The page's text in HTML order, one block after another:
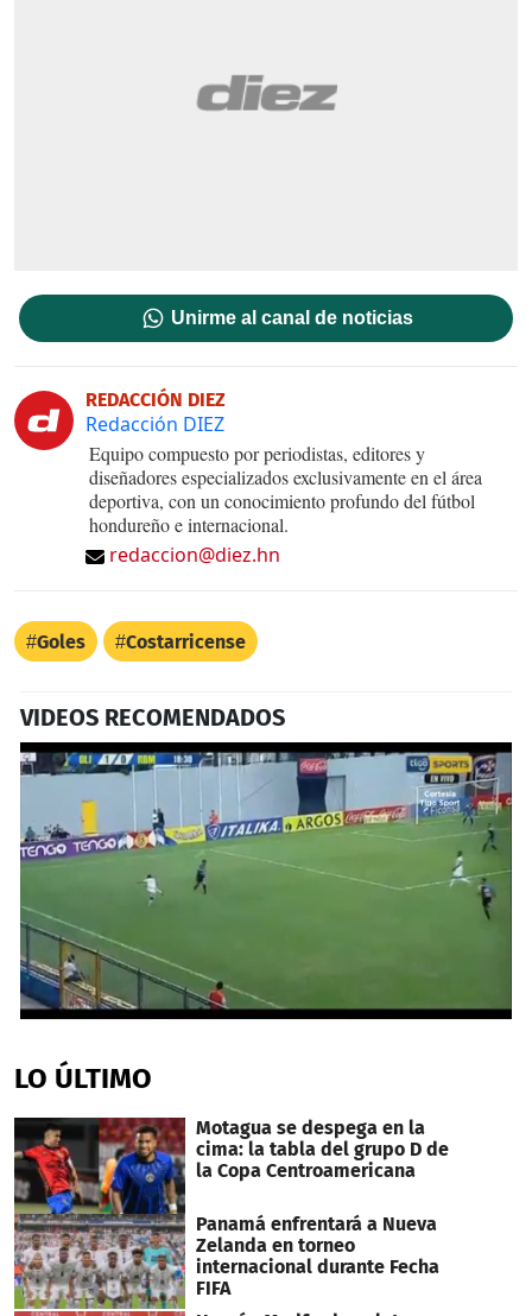
Unirme al canal de noticias
REDACCIÓN DIEZ
Redacción DIEZ
Equipo compuesto por periodistas, editores y
diseñadores especializados exclusivamente en el área
deportiva, con un conocimiento profundo del fútbol
hondureño e internacional.
redaccion@diez.hn
Goles Costarricense
VIDEOS RECOMENDADOS
of
1
7
seconds
LO ÚLTIMO
Motagua se despega en la
cima: la tabla del grupo D de
la Copa Centroamericana
Panamá enfrentará a Nueva
Zelanda en torneo
internacional durante Fecha
FIFA